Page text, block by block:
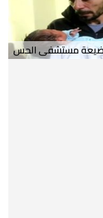
رضيعة مستشفى الحس